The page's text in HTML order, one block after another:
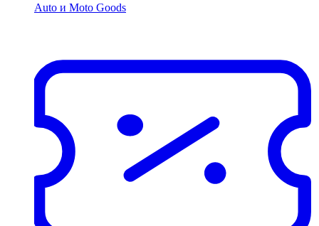
Auto и Moto Goods